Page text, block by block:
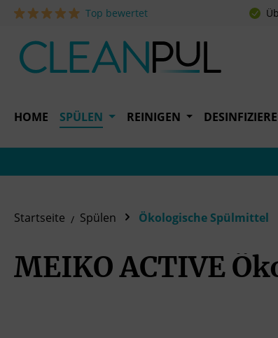
Hauptinhalt springen
Zur Suche springen
Zur Hauptnavigation springen
Top bewertet
HOME SPÜLEN REINIGEN
Startseite Spülen Ökologische Spülmittel
MEIKO ACTIVE